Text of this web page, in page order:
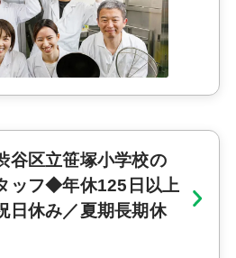
谷区立笹塚小学校の
ッフ◆年休125日以上
日休み／夏期長期休